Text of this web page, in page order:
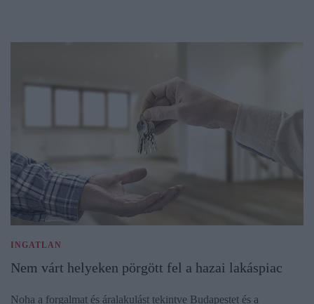
INGATLAN
Nem várt helyeken pörgött fel a hazai lakáspiac
Noha a forgalmat és áralakulást tekintve Budapestet és a